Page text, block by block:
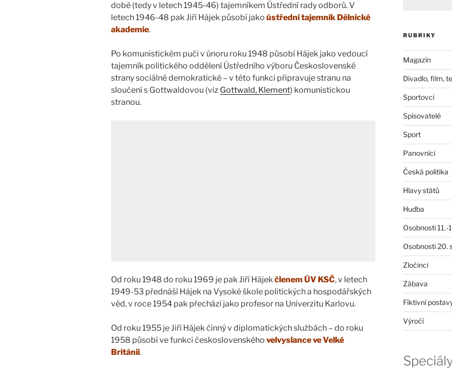
době (tedy v letech 1945-46) tajemníkem Ústřední rady odborů. V
letech 1946-48 pak Jiří Hájek působí jako ústřední tajemník Dělnické
akademie.
Po komunistickém puči v únoru roku 1948 působí Hájek jako vedoucí
tajemník politického oddělení Ústředního výboru Československé
strany sociálně demokratické – v této funkci připravuje stranu na
sloučení s Gottwaldovou (viz Gottwald, Klement) komunistickou
stranou.
Od roku 1948 do roku 1969 je pak Jiří Hájekčlenem ÚV KSČ, v letech
1949-53 přednáší Hájek na Vysoké škole politických a hospodářských
věd, v roce 1954 pak přechází jako profesor na Univerzitu Karlovu.
Od roku 1955 je Jiří Hájek činný v diplomatických službách – do roku
1958 působí ve funkci československého velvyslance ve Velké
Británii.
RUBRIKY
Magazín
Divadlo, film,
Sportovci
Spisovatelé
Sport
Panovníci
Česká politika
Hlavy států
Hudba
Osobnosti 11.-
Osobnosti 20.
Zločinci
Zábava
Fiktivní
Výročí